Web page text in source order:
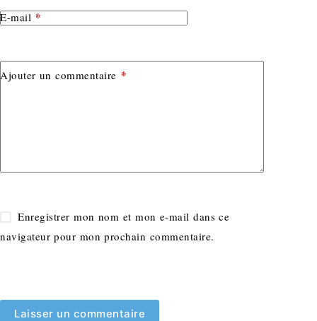
E-mail *
Ajouter un commentaire *
Enregistrer mon nom et mon e-mail dans ce
navigateur pour mon prochain commentaire.
Laisser un commentaire